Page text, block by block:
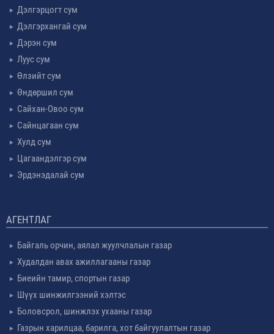
Дэлгэрцогт сум
Дэлгэрхангай сум
Дэрэн сум
Луус сум
Өлзийт сум
Өндөршил сум
Сайхан-Овоо сум
Сайнцагаан сум
Хулд сум
Цагаандэлгэр сум
Эрдэнэдалай сум
АГЕНТЛАГ
Байгаль орчин, аялал жуулчлалын газар
Худалдан авах ажиллагааны газар
Биеийн тамир, спортын газар
Шүүх шинжилгээний хэлтэс
Боловсрол, шинжлэх ухааны газар
Газрын харилцаа, барилга, хот байгуулалтын газар